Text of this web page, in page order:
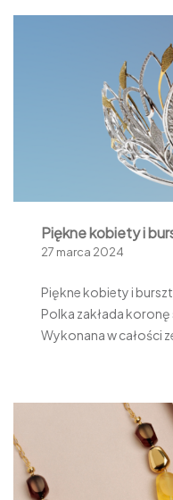
Piękne kobiety i
27 marca 2024
Piękne kobiety i
Polka zakłada
Wykonana w całości